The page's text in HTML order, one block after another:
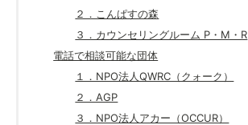
２．こんぱすの森
３．カウンセリングルーム P・M・R
電話で相談可能な団体
１．NPO法人QWRC（クォーク）
２．AGP
３．NPO法人アカー（OCCUR）